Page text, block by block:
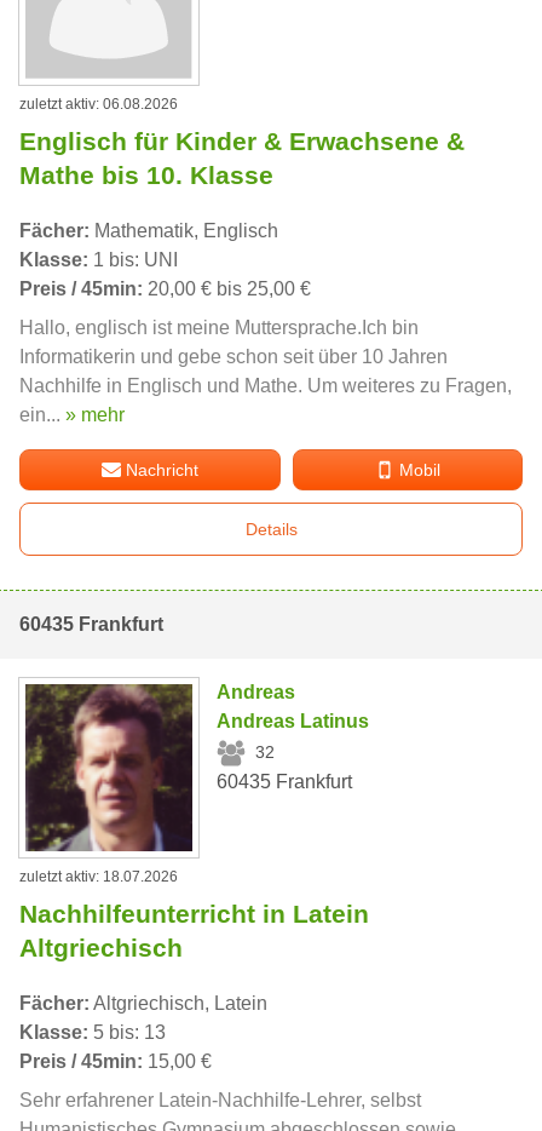
zuletzt aktiv: 06.08.2026
Englisch für Kinder & Erwachsene &
Mathe bis 10. Klasse
Fächer: Mathematik, Englisch
Klasse: 1 bis: UNI
Preis / 45min: 20,00 € bis 25,00 €
Hallo, englisch ist meine Muttersprache.Ich bin
Informatikerin und gebe schon seit über 10 Jahren
Nachhilfe in Englisch und Mathe. Um weiteres zu Fragen,
ein... » mehr
Nachricht Mobil
Details
60435 Frankfurt
Andreas
Andreas Latinus
32
60435 Frankfurt
zuletzt aktiv: 18.07.2026
Nachhilfeunterricht in Latein
Altgriechisch
Fächer: Altgriechisch, Latein
Klasse: 5 bis: 13
Preis / 45min: 15,00 €
Sehr erfahrener Latein-Nachhilfe-Lehrer, selbst